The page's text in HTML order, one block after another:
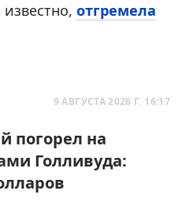
отгремела
9 АВГУСТА 2026 Г. 16:17
погорел на
Голливуда: